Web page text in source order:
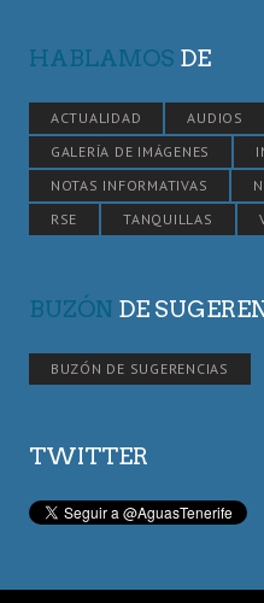
HABLAMOS DE
ACTUALIDAD AUDIOS
GALERÍA DE IMÁGENES
NOTAS INFORMATIVAS
RSE
TANQUILLAS
BUZÓN DE
BUZÓN DE SUGERENCIAS
TWITTER